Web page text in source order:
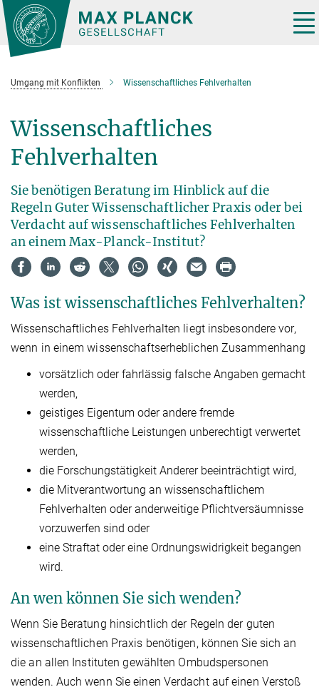
Hauptinhalt
Umgang mit Konflikten Wissenschaftliches Fehlverhalten
Wissenschaftliches
Fehlverhalten
Sie benötigen Beratung im Hinblick auf die
Regeln Guter Wissenschaftlicher Praxis oder bei
Verdacht auf wissenschaftliches Fehlverhalten
an einem Max-Planck-Institut?
Was ist wissenschaftliches Fehlverhalten?
Wissenschaftliches Fehlverhalten liegt insbesondere vor,
wenn in einem wissenschaftserheblichen Zusammenhang
vorsätzlich oder fahrlässig falsche Angaben gemacht
werden,
geistiges Eigentum oder andere fremde
wissenschaftliche Leistungen unberechtigt verwertet
werden,
die Forschungstätigkeit Anderer beeinträchtigt wird,
die Mitverantwortung an wissenschaftlichem
Fehlverhalten oder anderweitige Pflichtversäumnisse
vorzuwerfen sind oder
eine Straftat oder eine Ordnungswidrigkeit begangen
wird.
An wen können Sie sich wenden?
Wenn Sie Beratung hinsichtlich der Regeln der guten
wissenschaftlichen Praxis benötigen, können Sie sich an
die an allen Instituten gewählten Ombudspersonen
wenden. Auch wenn Sie einen Verdacht auf einen Verstoß